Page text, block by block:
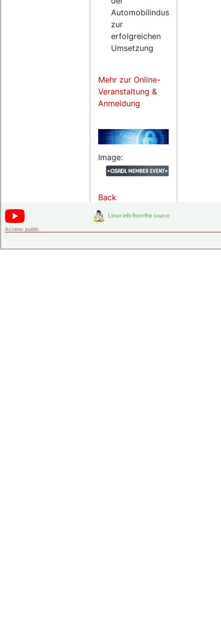
Automobilindustrie
zur
erfolgreichen
Umsetzung
Mehr zur Online-
Veranstaltung &
Anmeldung
Image:
Back
Access: public